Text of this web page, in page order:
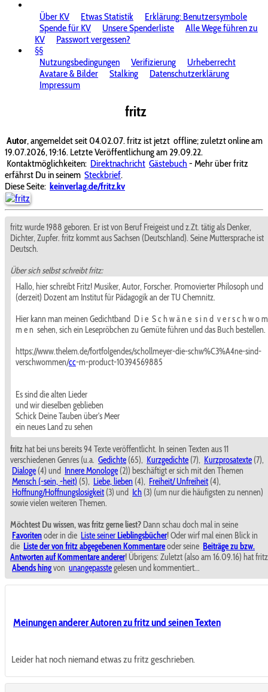
Über KV
Etwas Statistik
Erklärung: Benutzersymbole
Spende für KV
Unsere Spenderliste
Alle Wege führen zu
KV
Passwort vergessen?
§§
Nutzungsbedingungen
Verifizierung
Urheberrecht
Avatare & Bilder
Stalking
Datenschutzerklärung
Impressum
fritz
Autor, angemeldet seit 04.02.07. fritz ist jetzt offline; zuletzt online am
19.07.2026, 19:16. Letzte Veröffentlichung am 29.09.22.
Kontaktmöglichkeiten: Direktnachricht Gästebuch - Mehr über fritz
erfährst Du in seinem Steckbrief.
Diese Seite: keinverlag.de/fritz.kv
fritz wurde 1988 geboren. Er ist von Beruf Freigeist und z.Zt. tätig als Denker,
Dichter, Zupfer. fritz kommt aus Sachsen (Deutschland). Seine Muttersprache ist
Deutsch.
Über sich selbst schreibt fritz:
Hallo, hier schreibt Fritz! Musiker, Autor, Forscher. Promovierter Philosoph und
(derzeit) Dozent am Institut für Pädagogik an der TU Chemnitz.
Hier kann man meinen Gedichtband D i e S c h w ä n e s i n d v e r s c h w o m
m e n sehen, sich ein Lesepröbchen zu Gemüte führen und das Buch bestellen.
https://www.thelem.de/fortfolgendes/schollmeyer-die-schw%C3%A4ne-sind-
verschwommen/cc-m-product-10394569885
Es sind die alten Lieder
und wir dieselben geblieben
Schick Deine Tauben über's Meer
ein neues Land zu sehen
fritz hat bei uns bereits 94 Texte veröffentlicht. In seinen Texten aus 11
verschiedenen Genres (u.a. Gedichte (65), Kurzgedichte (7), Kurzprosatexte (7),
Dialoge (4) und Innere Monologe (2)) beschäftigt er sich mit den Themen
Mensch (-sein, -heit) (5), Liebe, lieben (4), Freiheit/ Unfreiheit (4),
Hoffnung/Hoffnungslosigkeit (3) und Ich (3) (um nur die häufigsten zu nennen)
sowie vielen weiteren Themen.
Möchtest Du wissen, was fritz gerne liest? Dann schau doch mal in seine
Favoritenoder in die Liste seiner Lieblingsbücher! Oder wirf mal einen Blick in
die Liste der von fritz abgegebenen Kommentareoder seine Beiträge zu bzw.
Antworten auf Kommentare anderer! Übrigens: Zuletzt (also am 16.09.16) hat fritz
Abends hingvon unangepasstegelesen und kommentiert...
Meinungen anderer Autoren zu fritz und seinen Texten
Leider hat noch niemand etwas zu fritz geschrieben.